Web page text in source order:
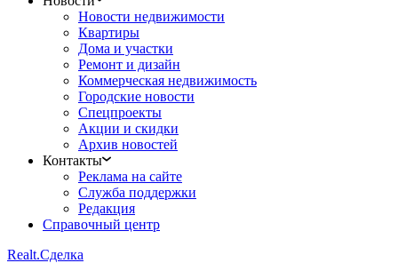
Новости недвижимости
Квартиры
Дома и участки
Ремонт и дизайн
Коммерческая недвижимость
Городские новости
Спецпроекты
Акции и скидки
Архив новостей
Контакты
Реклама на сайте
Служба поддержки
Редакция
Справочный центр
Realt.Сделка